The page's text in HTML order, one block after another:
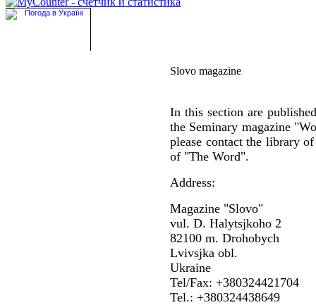
Slovo magazine
In this section are
the Seminary magazine
please contact the library
of "The Word".
Address:
Magazine "Slovo"
vul. D. Halytsjkoho 2
82100 m. Drohobych
Lvivsjka obl.
Ukraine
Tel/Fax: +380324421704
Tel.: +380324438649